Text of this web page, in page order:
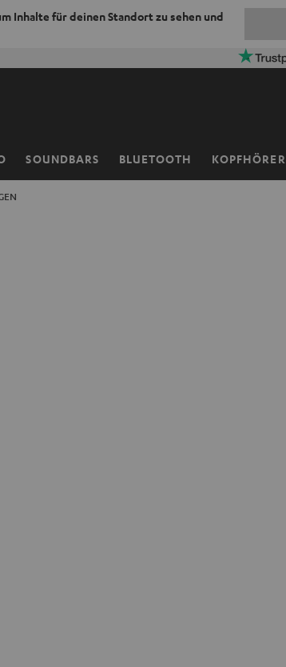
Inhalte für deinen Standort zu sehen und
SOUNDBARS BLUETOOTH KOPFHÖRER